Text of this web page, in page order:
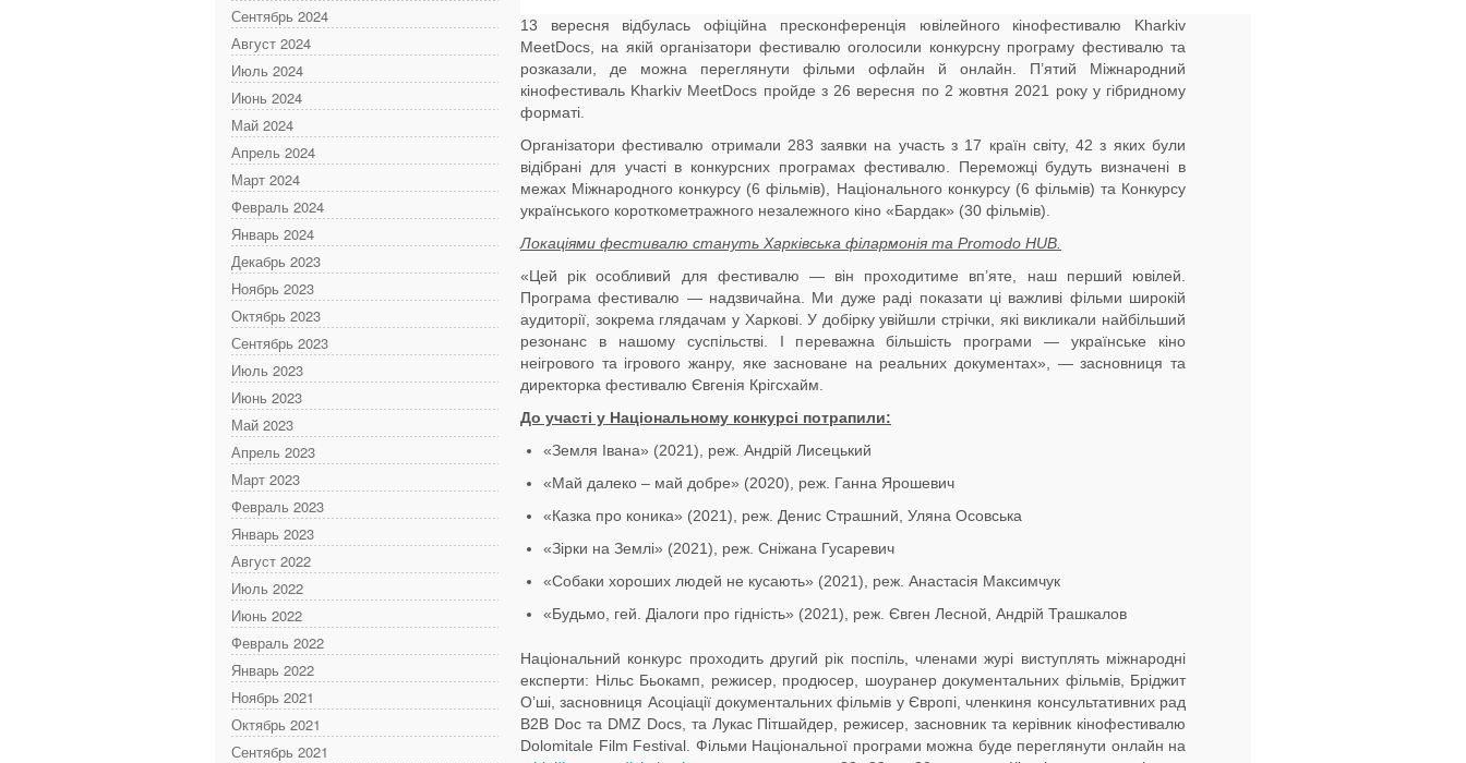
Сентябрь 2024
Август 2024
Июль 2024
Июнь 2024
Май 2024
Апрель 2024
Март 2024
Февраль 2024
Январь 2024
Декабрь 2023
Ноябрь 2023
Октябрь 2023
Сентябрь 2023
Июль 2023
Июнь 2023
Май 2023
Апрель 2023
Март 2023
Февраль 2023
Январь 2023
Август 2022
Июль 2022
Июнь 2022
Февраль 2022
Январь 2022
Ноябрь 2021
Октябрь 2021
Сентябрь 2021
13 вересня відбулась офіційна пресконференція ювілейного кінофестивалю Kharkiv
MeetDocs, на якій організатори фестивалю оголосили конкурсну програму фестивалю та
розказали, де можна переглянути фільми офлайн й онлайн. П’ятий Міжнародний
кінофестиваль Kharkiv MeetDocs пройде з 26 вересня по 2 жовтня 2021 року у гібридному
форматі.
Організатори фестивалю отримали 283 заявки на участь з 17 країн світу, 42 з яких були
відібрані для участі в конкурсних програмах фестивалю. Переможці будуть визначені в
межах Міжнародного конкурсу (6 фільмів), Національного конкурсу (6 фільмів) та Конкурсу
українського короткометражного незалежного кіно «Бардак» (30 фільмів).
Локаціями фестивалю стануть Харківська філармонія та Promodo HUB.
«Цей рік особливий для фестивалю — він проходитиме вп’яте, наш перший ювілей.
Програма фестивалю — надзвичайна. Ми дуже раді показати ці важливі фільми широкій
аудиторії, зокрема глядачам у Харкові. У добірку увійшли стрічки, які викликали найбільший
резонанс в нашому суспільстві. І переважна більшість програми — українське кіно
неігрового та ігрового жанру, яке засноване на реальних документах», — засновниця та
директорка фестивалю Євгенія Крігсхайм.
До участі у Національному конкурсі потрапили:
«Земля Івана» (2021), реж. Андрій Лисецький
«Май далеко – май добре» (2020), реж. Ганна Ярошевич
«Казка про коника» (2021), реж. Денис Страшний, Уляна Осовська
«Зірки на Землі» (2021), реж. Сніжана Гусаревич
«Собаки хороших людей не кусають» (2021), реж. Анастасія Максимчук
«Будьмо, гей. Діалоги про гідність» (2021), реж. Євген Лесной, Андрій Трашкалов
Національний конкурс проходить другий рік поспіль, членами журі виступлять міжнародні
експерти: Нільс Бьокамп, режисер, продюсер, шоуранер документальних фільмів, Бріджит
О’ші, засновниця Асоціації документальних фільмів у Європі, членкиня консультативних рад
B2B Doc та DMZ Docs, та Лукас Пітшайдер, режисер, засновник та керівник кінофестивалю
Dolomitale Film Festival. Фільми Національної програми можна буде переглянути онлайн на